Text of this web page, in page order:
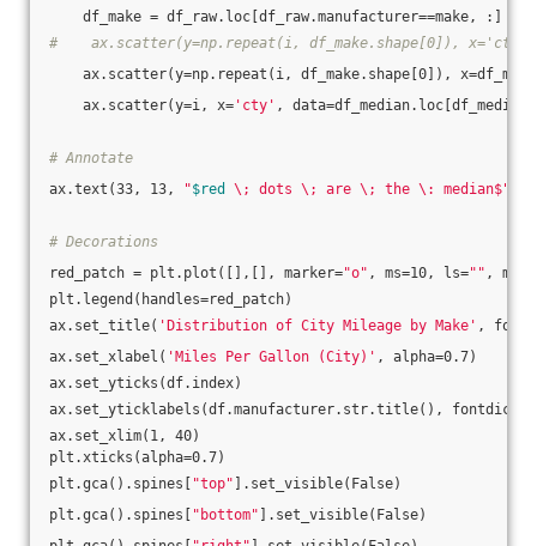
df_make = df_raw.loc[df_raw.manufacturer==make, :]
#    ax.scatter(y=np.repeat(i, df_make.shape[0]),
ax.scatter(y=np.repeat(i, df_make.shape[0]),
ax.scatter(y=i, x= 'cty' ,
# Annotate
ax.text(33, 13,
"$red \; dots \; are \; the \: median$"
# Decorations
red_patch = plt.plot([],[], marker="o" , ms=10, ls="" ,
plt.legend(handles=red_patch)
ax.set_title( 'Distribution of City Mileage by Make' ,
ax.set_xlabel( 'Miles Per Gallon (City)' , alpha=0.7)
ax.set_yticks(df.index)
ax.set_yticklabels(df.manufacturer.str.title(), fontdict={
ax.set_xlim(1, 40)
plt.xticks(alpha=0.7)
plt.gca().spines[
"top" ].set_visible(False)
plt.gca().spines[
"bottom" ].set_visible(False)